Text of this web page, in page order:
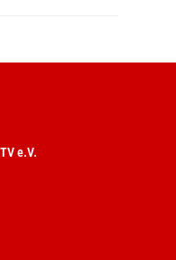
e.V.